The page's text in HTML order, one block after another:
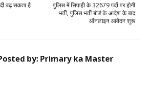
पुलिस में सिपाही के 32679 पदों पर होगी
भर्ती, पुलिस भर्ती बोर्ड के आदेश के बाद
ऑनलाइन आवेदन शुरू
बढ़ सकता है
by: Primary ka Master